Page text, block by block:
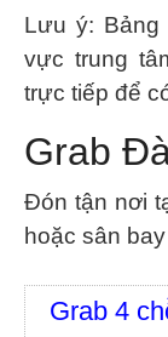
Lưu ý: Bảng
vực trung
trực tiếp để
Grab
Đón tận nơi
hoặc sân
Grab 4